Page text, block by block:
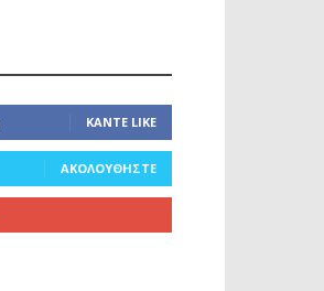
ΚΆΝΤΕ LIKE
ΑΚΟΛΟΥΘΉΣΤΕ